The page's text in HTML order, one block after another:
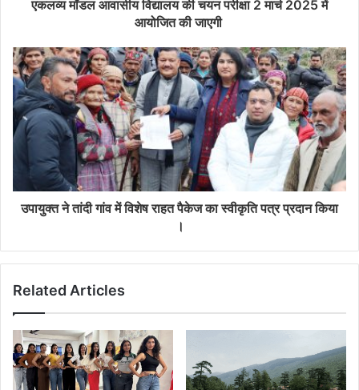
एकलव्य मॉडल आवासीय विद्यालय की चयन परीक्षा 2 मार्च 2025 में
आयोजित की जाएगी
उपायुक्त ने तांदी गांव में विशेष राहत पैकेज का स्वीकृति पत्र प्रदान किया
।
Related Articles